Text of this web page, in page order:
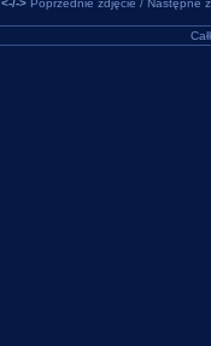
<-/->Poprzednie zdjęcie / Następne